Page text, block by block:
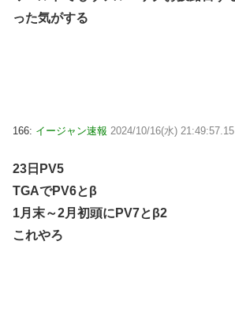
った気がする
166: イージャン速報 2024/10/16(水) 21:49:57.15
23日PV5
TGAでPV6とβ
1月末～2月初頭にPV7とβ2
これやろ